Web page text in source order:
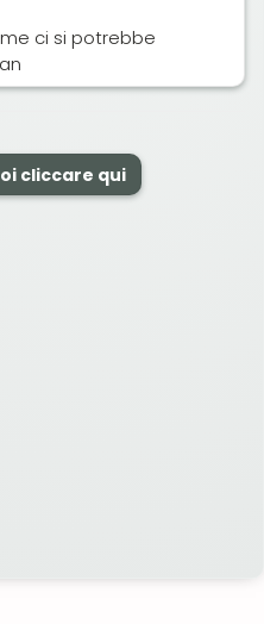
ci si potrebbe
cliccare qui